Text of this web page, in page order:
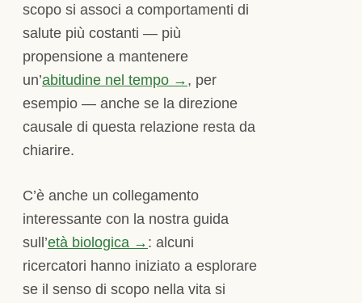
scopo si associ a comportamenti di
salute più costanti — più
propensione a mantenere
un’abitudine nel tempo → , per
esempio — anche se la direzione
causale di questa relazione resta da
chiarire.
C’è anche un collegamento
interessante con la nostra guida
sull’età biologica → : alcuni
ricercatori hanno iniziato a esplorare
se il senso di scopo nella vita si